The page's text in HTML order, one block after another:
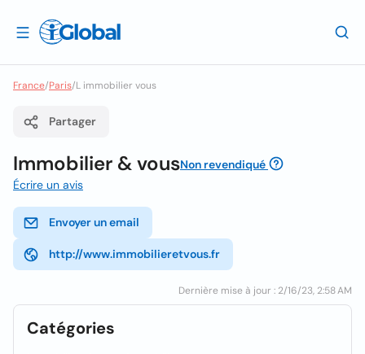
France/Paris/L immobilier vous
Partager
Immobilier & vousNon revendiqué
Écrire un avis
Envoyer un email
http://www.immobilieretvous.fr
Dernière mise à jour : 2/16/23, 2:58 AM
Catégories